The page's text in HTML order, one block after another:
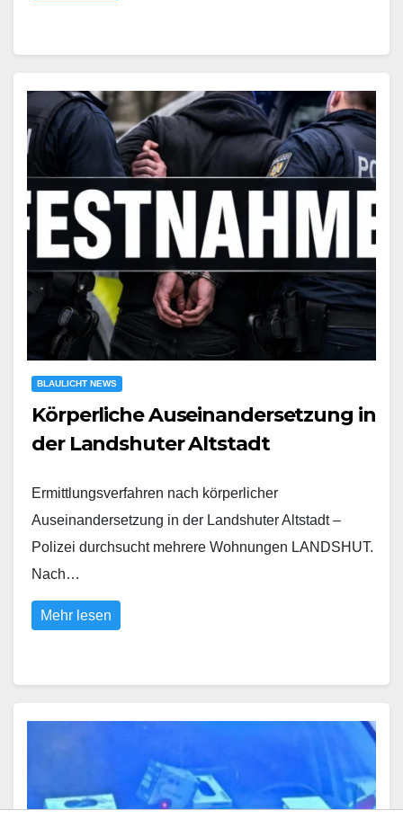
BLAULICHT NEWS
Körperliche Auseinandersetzung in
der Landshuter Altstadt
Ermittlungsverfahren nach körperlicher
Auseinandersetzung in der Landshuter Altstadt –
Polizei durchsucht mehrere Wohnungen LANDSHUT.
Nach…
Mehr lesen